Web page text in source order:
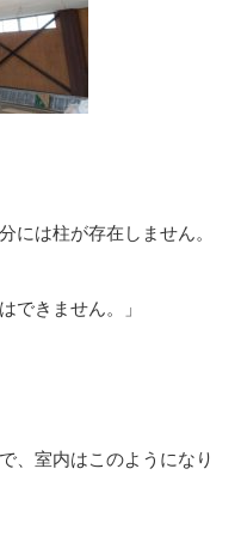
には柱が存在しません。
できません。」
、室内はこのようになり